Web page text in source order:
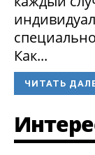
Как...
ЧИТАТЬ